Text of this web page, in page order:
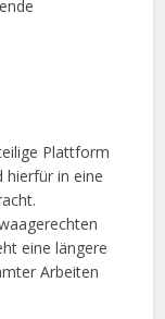
Plattform
hierfür in eine
eine längere
Arbeiten